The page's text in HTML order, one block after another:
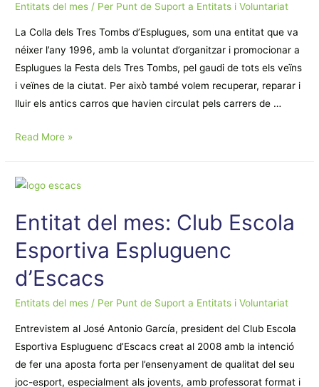
Entitats del mes / Per Punt de Suport a Entitats i Voluntariat
La Colla dels Tres Tombs d’Esplugues, som una entitat que va
néixer l’any 1996, amb la voluntat d’organitzar i promocionar a
Esplugues la Festa dels Tres Tombs, pel gaudi de tots els veïns
i veïnes de la ciutat. Per això també volem recuperar, reparar i
lluir els antics carros que havien circulat pels carrers de …
ENTITAT
Colla
Tres
Tombs
d’Esplugues
Read More »
Entitat del mes: Club Escola
Esportiva Espluguenc
d’Escacs
Entitats del mes / Per Punt de Suport a Entitats i Voluntariat
Entrevistem al José Antonio García, president del Club Escola
Esportiva Espluguenc d’Escacs creat al 2008 amb la intenció
de fer una aposta forta per l’ensenyament de qualitat del seu
joc-esport, especialment als jovents, amb professorat format i